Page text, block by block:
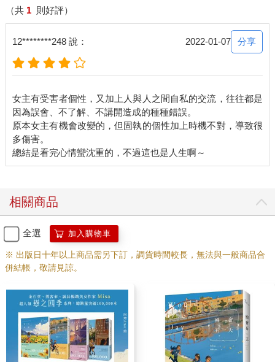
（共 1 則好評）
12********248 說： 2022-01-07 分享
女主有受害者個性，又加上人與人之間自私的交流，往往都是
因為誤會、不了解、不講開造成的種種錯誤。
原本女主有機會改變的，但固執的個性加上時機不對，導致很
多傷害。
相關商品
全選 加入購物車
※ 出版日十年以上商品需另下訂，調貨時間較長，無法與一般商品合
併結帳，敬請見諒。